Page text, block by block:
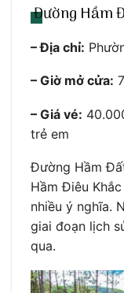
Đường Hầm
– Địa chỉ:
– Giờ mở cửa:
– Giá vé:
trẻ em
Đường Hầm
Hầm Điêu
nhiều ý nghĩa.
giai đoạn lịch
qua.